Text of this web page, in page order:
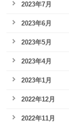
2023年7月
2023年6月
2023年5月
2023年4月
2023年1月
2022年12月
2022年11月